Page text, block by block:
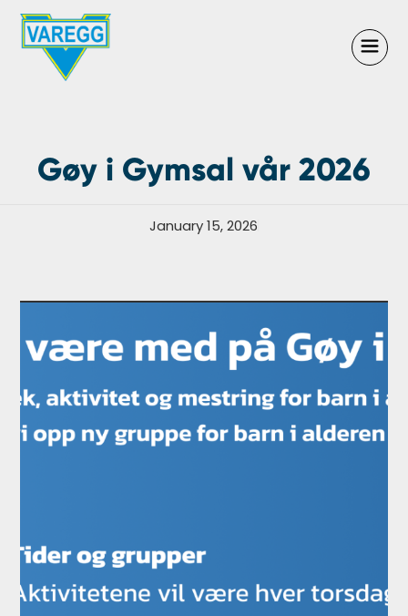
Gøy i Gymsal vår 2026
January 15, 2026